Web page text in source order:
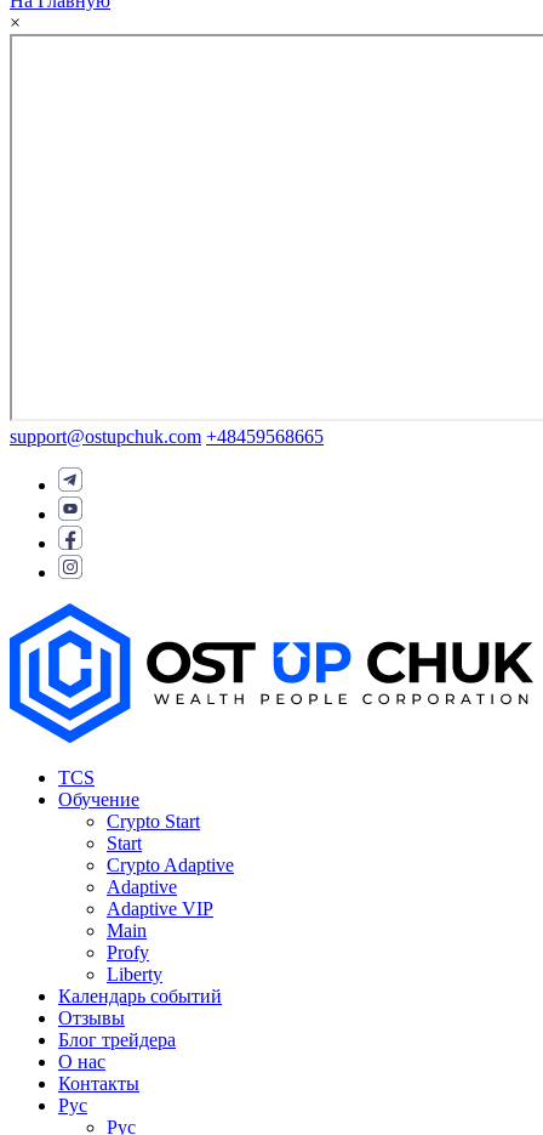
×
support@ostupchuk.com +48459568665
TCS
Обучение
Crypto Start
Start
Crypto Adaptive
Adaptive
Adaptive VIP
Main
Profy
Liberty
Календарь событий
Отзывы
Блог трейдера
О нас
Контакты
Рус
Рус